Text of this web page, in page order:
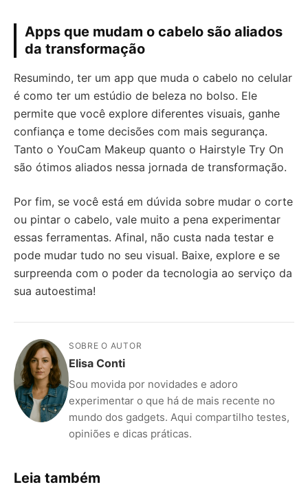
Apps que mudam o cabelo são aliados
da transformação
Resumindo, ter um app que muda o cabelo no celular
é como ter um estúdio de beleza no bolso. Ele
permite que você explore diferentes visuais, ganhe
confiança e tome decisões com mais segurança.
Tanto o YouCam Makeup quanto o Hairstyle Try On
são ótimos aliados nessa jornada de transformação.
Por fim, se você está em dúvida sobre mudar o corte
ou pintar o cabelo, vale muito a pena experimentar
essas ferramentas. Afinal, não custa nada testar e
pode mudar tudo no seu visual. Baixe, explore e se
surpreenda com o poder da tecnologia ao serviço da
sua autoestima!
SOBRE O AUTOR
Elisa Conti
Sou movida por novidades e adoro
experimentar o que há de mais recente no
mundo dos gadgets. Aqui compartilho testes,
opiniões e dicas práticas.
Leia também